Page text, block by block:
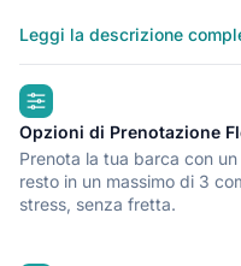
prendere il sole e rilassarsi
leggerissimo, robusto e
mare con un massimo di
Botafoch (Ibiza) e preparati
Leggi la descrizione
highlights
Opzioni di Prenotazione
Prenota la tua barca con
resto in un massimo di 3
stress, senza fretta.